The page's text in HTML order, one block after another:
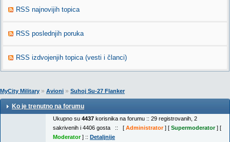
RSS najnovijih topica
RSS poslednjih poruka
RSS izdvojenjih topica (vesti i članci)
MyCity Military » Avioni » Suhoj Su-27 Flanker
Ko je trenutno na forumu
Ukupno su 4437 korisnika na forumu :: 29 registrovanih, 2
sakrivenih i 4406 gosta :: [ Administrator] [ Supermoderator] [
Moderator] :: Detaljnije